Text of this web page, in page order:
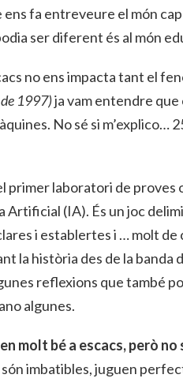
fa entreveure el món
ser diferent és al món
no ens impacta tant el
1997)ja vam entendre
No sé si m’explico…
primer laboratori de proves
Artificial (IA). És un joc
i establertes i … molt
la història des de la banda
reflexions que també
algunes.
molt bé a escacs, però
imbatibles, juguen